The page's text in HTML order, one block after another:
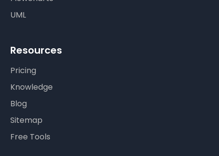
UML
Resources
Pricing
Knowledge
Blog
Sitemap
Free Tools